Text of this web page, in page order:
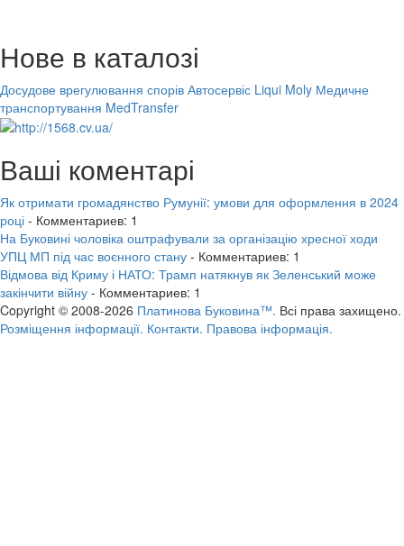
Нове в каталозі
Досудове врегулювання спорів Автосервіс Liqui Moly Медичне
транспортування MedTransfer
Ваші коментарі
Як отримати громадянство Румунії: умови для оформлення в 2024
році - Комментариев: 1
На Буковині чоловіка оштрафували за організацію хресної ходи
УПЦ МП під час воєнного стану - Комментариев: 1
Відмова від Криму і НАТО: Трамп натякнув як Зеленський може
закінчити війну - Комментариев: 1
Copyright © 2008-2026 Платинова Буковина™. Всі права захищено.
Розміщення інформації. Контакти. Правова інформація.